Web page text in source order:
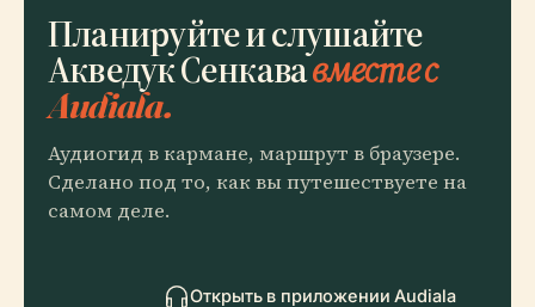
Планируйте и слушайте
Акведук Сенкававместе с
Audiala.
Аудиогид в кармане, маршрут в браузере.
Сделано под то, как вы путешествуете на
самом деле.
Открыть в приложении Audiala